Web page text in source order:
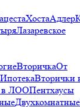
ХостаАдлер
Лазаревское
ВторичкаОт
ИпотекаВторички
в ЛООПентхаусы
Двухкомнатные